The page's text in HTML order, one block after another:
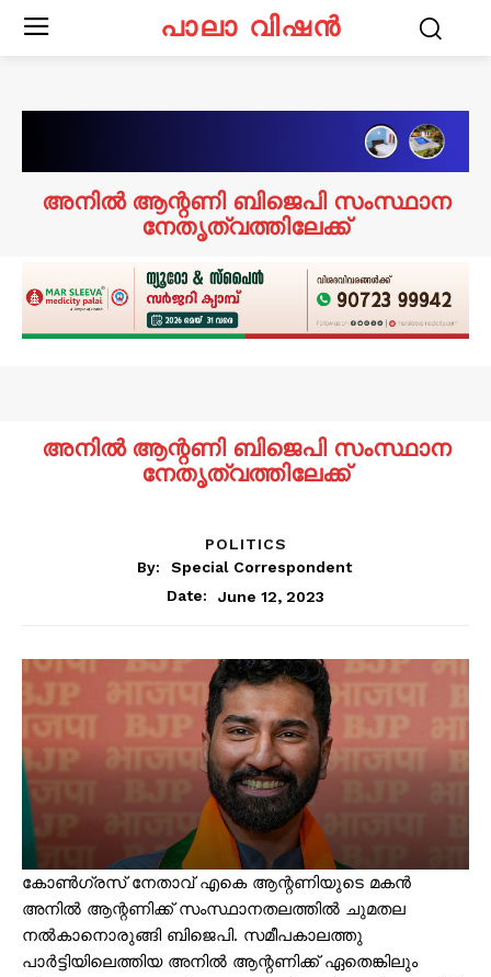
പാലാ വിഷൻ
അനിൽ ആന്റണി ബിജെപി സംസ്ഥാന
നേതൃത്വത്തിലേക്ക്
അനിൽ ആന്റണി ബിജെപി സംസ്ഥാന
നേതൃത്വത്തിലേക്ക്
POLITICS
By:
Special Correspondent
Date:
June 12, 2023
കോൺഗ്രസ് നേതാവ് എകെ ആന്റണിയുടെ മകൻ
അനിൽ ആന്റണിക്ക് സംസ്ഥാനതലത്തിൽ ചുമതല
നൽകാനൊരുങ്ങി ബിജെപി. സമീപകാലത്തു
പാർട്ടിയിലെത്തിയ അനിൽ ആന്റണിക്ക് ഏതെങ്കിലും